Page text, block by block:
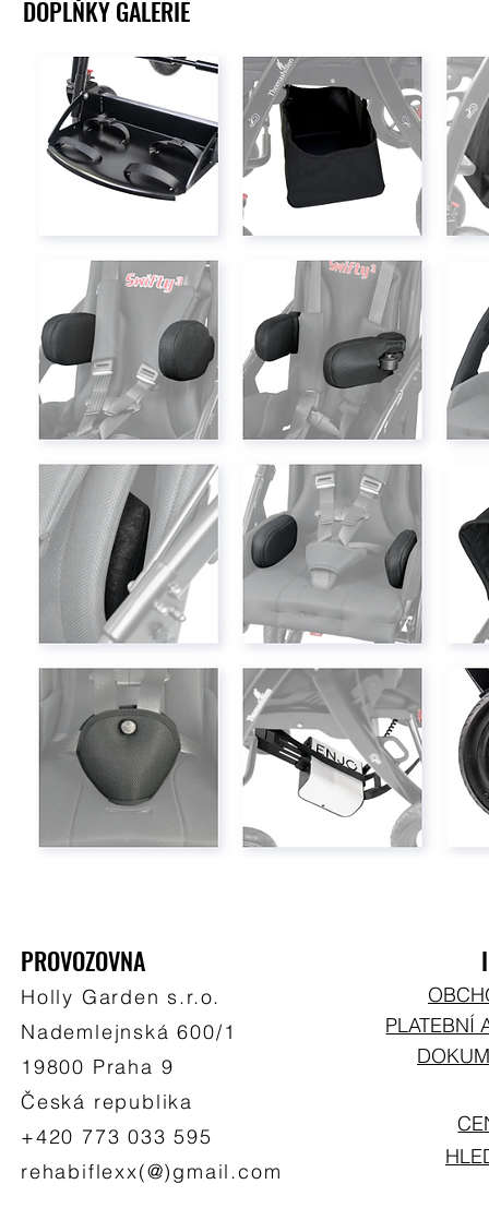
DOPLŇKY GALERIE
PROVOZOVNA
Holly Garden s.r.o.
Nademlejnská 600/1
19800 Praha 9
Česká republika
+420 773 033 595
rehabiflexx(@)gmail.com
PLATEBNÍ